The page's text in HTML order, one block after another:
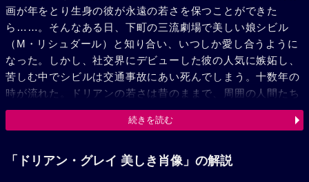
画が年をとり生身の彼が永遠の若さを保つことができた
ら……。そんなある日、下町の三流劇場で美しい娘シビル
（M・リシュダール）と知り合い、いつしか愛し合うように
なった。しかし、社交界にデビューした彼の人気に嫉妬し、
苦しむ中でシビルは交通事故にあい死んでしまう。十数年の
時が流れた。ドリアンの若さは昔のままで、周囲の人間たち
は正確に老いていった。ドリアンの肉体は荒淫と麻薬と背徳
にもいささかの衰えもみせず、学友のアランの新妻アリス
のドリアンは益々醜く変貌し、彼に苦痛をあたえた。その苦
続きを読む
「ドリアン・グレイ 美しき肖像」の解説